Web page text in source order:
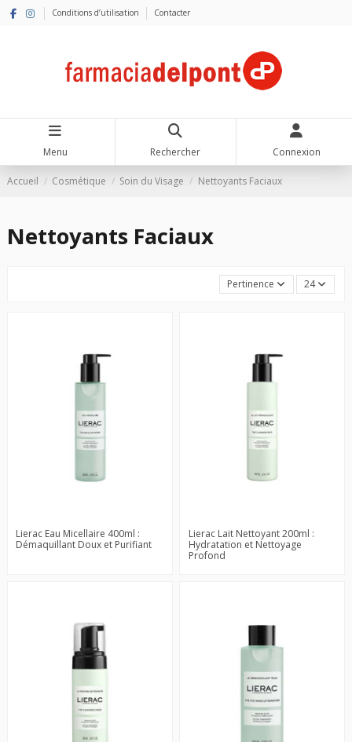
Conditions d’utilisation Contacter
Menu Rechercher Connexion
Accueil Cosmétique Soin du Visage Nettoyants Faciaux
Nettoyants Faciaux
Pertinence 24
Lierac Eau Micellaire 400ml :
Démaquillant Doux et Purifiant
Lierac Lait Nettoyant 200ml :
Hydratation et Nettoyage
Profond